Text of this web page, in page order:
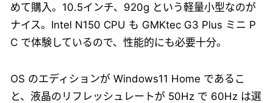
めて購入。10.5インチ、920g という軽量小型なのが
ナイス。Intel N150 CPU も GMKtec G3 Plus ミニ P
C で体験しているので、性能的にも必要十分。
OS のエディションが Windows11 Home であるこ
と、液晶のリフレッシュレートが 50Hz で 60Hz は選